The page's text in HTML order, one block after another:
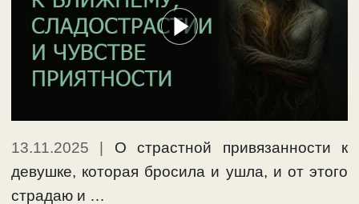
13.11.2025 | О страстной привязанности к
девушке, которая бросила и ушла, и от этого
страдаю и …